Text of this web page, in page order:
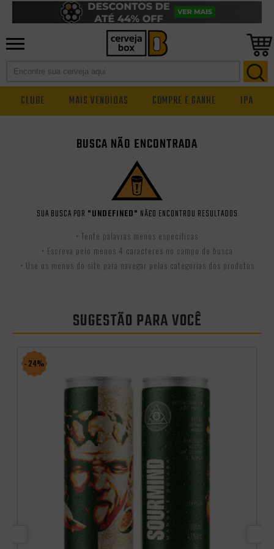
CLUBE MAIS VENDIDAS COMPRE E GANHE IPA
BUSCA NÃO ENCONTRADA
SUA BUSCA POR "UNDEFINED" NÃ£O ENCONTROU RESULTADOS
• Tente palavras menos específicas
• Escreva pelo menos 4 caracteres no campo de busca
• Use os menus do site para navegar pelas categorias dos produtos
SUGESTÃO PARA VOCÊ
- 24%